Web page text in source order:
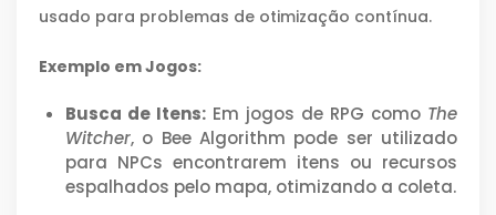
usado para problemas de otimização contínua.
Exemplo em Jogos:
Busca de Itens: Em jogos de RPG como The
Witcher, o Bee Algorithm pode ser utilizado
para NPCs encontrarem itens ou recursos
espalhados pelo mapa, otimizando a coleta.